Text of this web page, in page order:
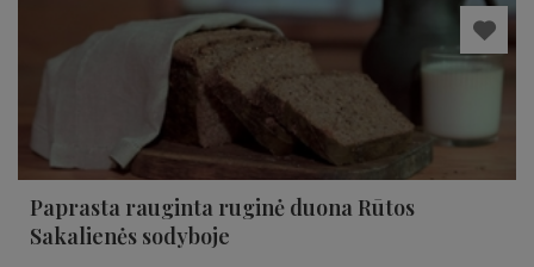
Paprasta rauginta ruginė duona Rūtos
Sakalienės sodyboje